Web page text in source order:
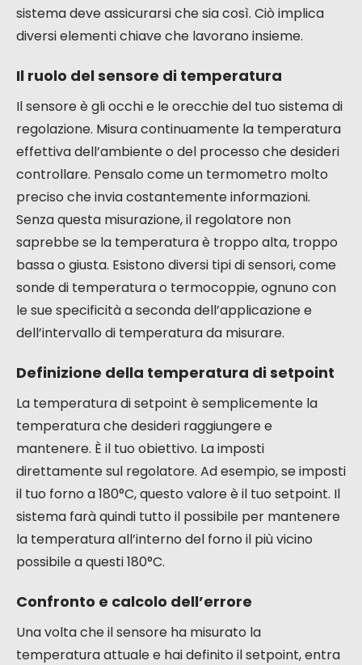
sistema deve assicurarsi che sia così. Ciò implica
diversi elementi chiave che lavorano insieme.
Il ruolo del sensore di temperatura
Il sensore è gli occhi e le orecchie del tuo sistema di
regolazione. Misura continuamente la temperatura
effettiva dell’ambiente o del processo che desideri
controllare. Pensalo come un termometro molto
preciso che invia costantemente informazioni.
Senza questa misurazione, il regolatore non
saprebbe se la temperatura è troppo alta, troppo
bassa o giusta. Esistono diversi tipi di sensori, come
sonde di temperatura o termocoppie, ognuno con
le sue specificità a seconda dell’applicazione e
dell’intervallo di temperatura da misurare.
Definizione della temperatura di setpoint
La temperatura di setpoint è semplicemente la
temperatura che desideri raggiungere e
mantenere. È il tuo obiettivo. La imposti
direttamente sul regolatore. Ad esempio, se imposti
il tuo forno a 180°C, questo valore è il tuo setpoint. Il
sistema farà quindi tutto il possibile per mantenere
la temperatura all’interno del forno il più vicino
possibile a questi 180°C.
Confronto e calcolo dell’errore
Una volta che il sensore ha misurato la
temperatura attuale e hai definito il setpoint, entra